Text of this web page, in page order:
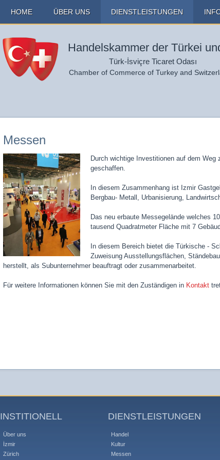
HOME ÜBER UNS DIENSTLEISTUNGEN
Chamber of Commerce of Turkey and
Handelskammer der Türkei
Türk-İsviçre Ticaret Odası
Messen
Durch wichtige Investitionen auf dem
geschaffen.
In diesem Zusammenhang ist Izmir
Bergbau- Metall, Urbanisierung,
Das neu erbaute Messegelände welches
tausend Quadratmeter Fläche mit 7
In diesem Bereich bietet die Türkische -
Zuweisung Ausstellungsflächen,
herstellt, als Subunternehmer beauftragt oder zusammenarbeitet.
Für weitere Informationen können Sie mit den Zuständigen in Kontakt
INSTITIONELL
Über uns
İzmir
Zürich
DIENSTLEISTUNGEN
Handel
Kultur
Messen